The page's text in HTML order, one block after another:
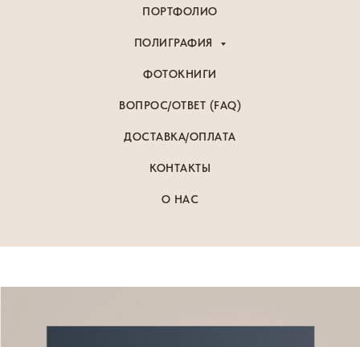
ПОРТФОЛИО
ПОЛИГРАФИЯ
ФОТОКНИГИ
ВОПРОС/ОТВЕТ (FAQ)
ДОСТАВКА/ОПЛАТА
КОНТАКТЫ
О НАС